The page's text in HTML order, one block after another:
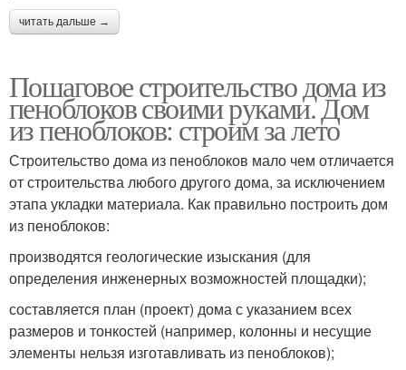
читать дальше →
Пошаговое строительство дома из
пеноблоков своими руками. Дом
из пеноблоков: строим за лето
Строительство дома из пеноблоков мало чем отличается
от строительства любого другого дома, за исключением
этапа укладки материала. Как правильно построить дом
из пеноблоков:
производятся геологические изыскания (для
определения инженерных возможностей площадки);
составляется план (проект) дома с указанием всех
размеров и тонкостей (например, колонны и несущие
элементы нельзя изготавливать из пеноблоков);